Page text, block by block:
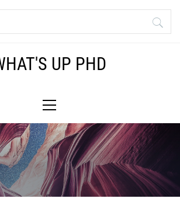
UP PHD
イ
メ
ニ
ュ
ー